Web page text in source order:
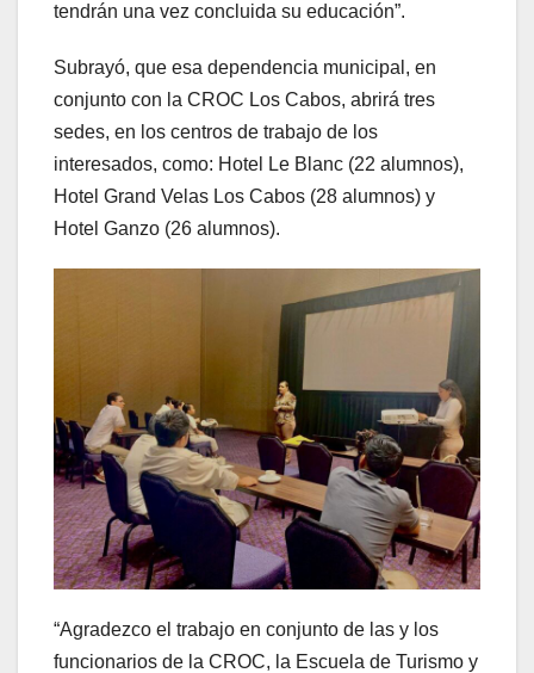
tendrán una vez concluida su educación”.
Subrayó, que esa dependencia municipal, en
conjunto con la CROC Los Cabos, abrirá tres
sedes, en los centros de trabajo de los
interesados, como: Hotel Le Blanc (22 alumnos),
Hotel Grand Velas Los Cabos (28 alumnos) y
Hotel Ganzo (26 alumnos).
“Agradezco el trabajo en conjunto de las y los
funcionarios de la CROC, la Escuela de Turismo y